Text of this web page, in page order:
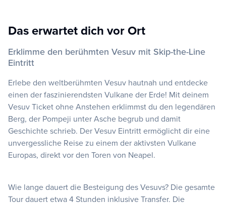
Das erwartet dich vor Ort
Erklimme den berühmten Vesuv mit Skip-the-Line
Eintritt
Erlebe den weltberühmten Vesuv hautnah und entdecke
einen der faszinierendsten Vulkane der Erde! Mit deinem
Vesuv Ticket ohne Anstehen erklimmst du den legendären
Berg, der Pompeji unter Asche begrub und damit
Geschichte schrieb. Der Vesuv Eintritt ermöglicht dir eine
unvergessliche Reise zu einem der aktivsten Vulkane
Europas, direkt vor den Toren von Neapel.
Wie lange dauert die Besteigung des Vesuvs? Die gesamte
Tour dauert etwa 4 Stunden inklusive Transfer. Die